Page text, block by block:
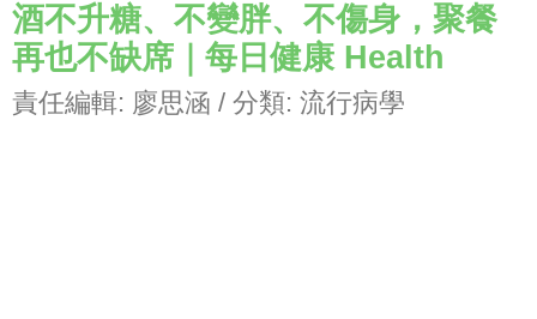
酒不升糖、不變胖、不傷身，聚餐
再也不缺席｜每日健康 Health
責任編輯: 廖思涵 / 分類: 流行病學